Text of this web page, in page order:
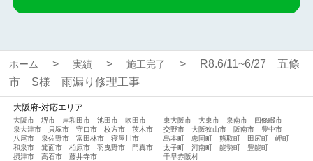
ホーム 実績 施工完了
R8.6/11~6/27 五條
市 S様 雨漏り修理工事
大阪府-対応エリア
大阪市 堺市 岸和田市 池田市
吹田市
泉大津市
貝塚市 守口市 枚方市
茨木市
八尾市
泉佐野市 富田林市
寝屋川市
和泉市
箕面市 柏原市 羽曳野市
門真市
摂津市
高石市 藤井寺市
東大阪市 大東市 泉南市
四條畷市
交野市
大阪狭山市 阪南市
豊中市
島本町
忠岡町 熊取町 田尻町
岬町
太子町
河南町 能勢町
豊能町
千早赤阪村